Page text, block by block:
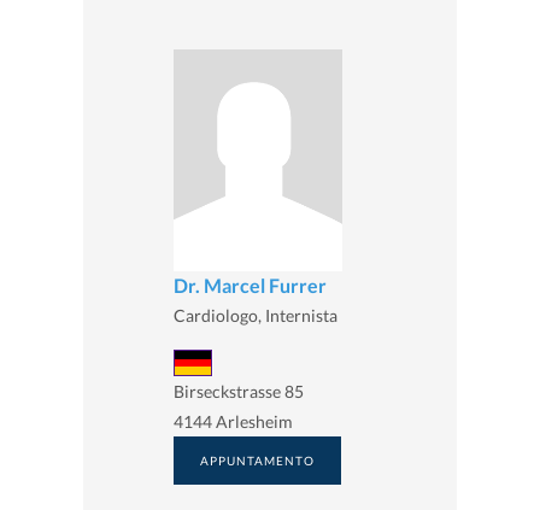
Dr. Marcel Furrer
Cardiologo, Internista
Birseckstrasse 85
4144 Arlesheim
APPUNTAMENTO